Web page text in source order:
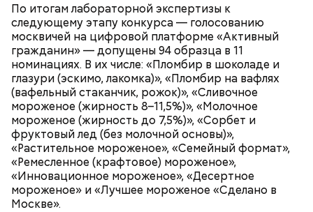
По итогам лабораторной экспертизы к
следующему этапу конкурса — голосованию
москвичей на цифровой платформе «Активный
гражданин» — допущены 94 образца в 11
номинациях. В их числе: «Пломбир в шоколаде и
глазури (эскимо, лакомка)», «Пломбир на вафлях
(вафельный стаканчик, рожок)», «Сливочное
мороженое (жирность 8–11,5%)», «Молочное
мороженое (жирность до 7,5%)», «Сорбет и
фруктовый лед (без молочной основы)»,
«Растительное мороженое», «Семейный формат»,
«Ремесленное (крафтовое) мороженое»,
«Инновационное мороженое», «Десертное
мороженое» и «Лучшее мороженое «Сделано в
Москве».